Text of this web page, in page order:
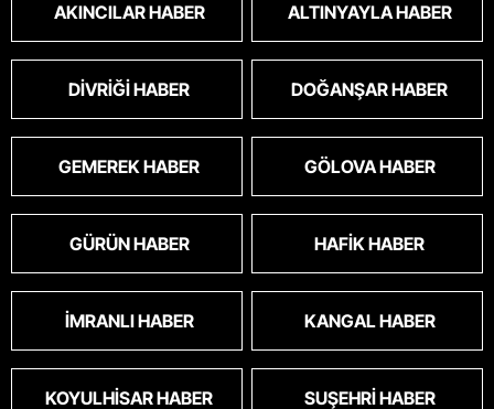
AKINCILAR HABER ALTINYAYLA HABER
DIVRIĞI HABER DOĞANŞAR HABER
GEMEREK HABER GÖLOVA HABER
GÜRÜN HABER HAFIK HABER
İMRANLI HABER KANGAL HABER
KOYULHISAR HABER SUŞEHRI HABER